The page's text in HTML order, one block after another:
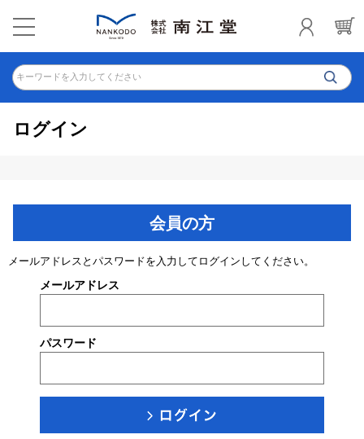
キーワードを入力してください
ログイン
会員の方
メールアドレスとパスワードを入力してログインしてください。
メールアドレス
パスワード